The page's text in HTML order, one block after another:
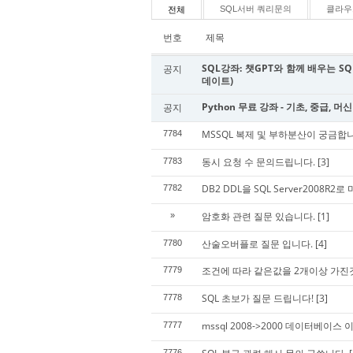
전체 SQL서버 쿼리문의 클라
번호 제목
공지
SQL강좌: 챗GPT와 함께 배우는
데이트)
공지
Python 무료 강좌 - 기초, 중급, 머
7784 MSSQL 복제 및 부하분산이 궁금합
7783 동시 요청 수 문의드립니다. [3]
7782 DB2 DDL을 SQL Server2008R2로
» 암호화 관련 질문 있습니다. [1]
7780 산술오버플로 질문 입니다. [4]
7779 조건에 따라 같은값을 2개이상 가
7778 SQL 초보가 질문 드립니다! [3]
7777 mssql 2008->2000 데이터베이스